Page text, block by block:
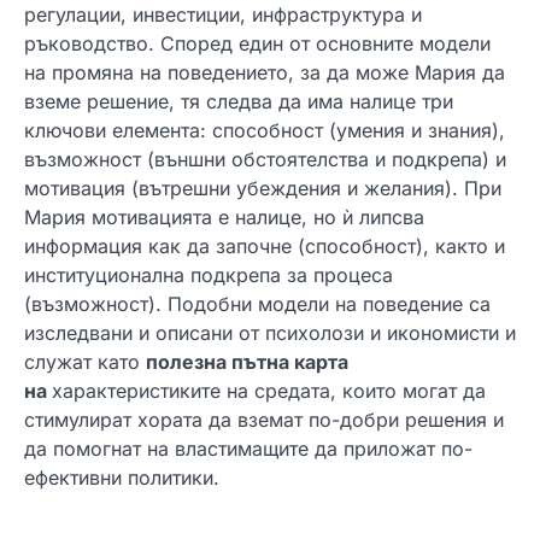
регулации, инвестиции, инфраструктура и
ръководство. Според един от основните модели
на промяна на поведението, за да може Мария да
вземе решение, тя следва да има налице три
ключови елемента: способност (умения и знания),
възможност (външни обстоятелства и подкрепа) и
мотивация (вътрешни убеждения и желания). При
Мария мотивацията е налице, но ѝ липсва
информация как да започне (способност), както и
институционална подкрепа за процеса
(възможност). Подобни модели на поведение са
изследвани и описани от психолози и икономисти и
служат като полезна пътна карта
на характеристиките на средата, които могат да
стимулират хората да вземат по-добри решения и
да помогнат на властимащите да приложат по-
ефективни политики.